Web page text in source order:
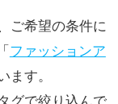
ご希望の条件に
ファッションア
ます。